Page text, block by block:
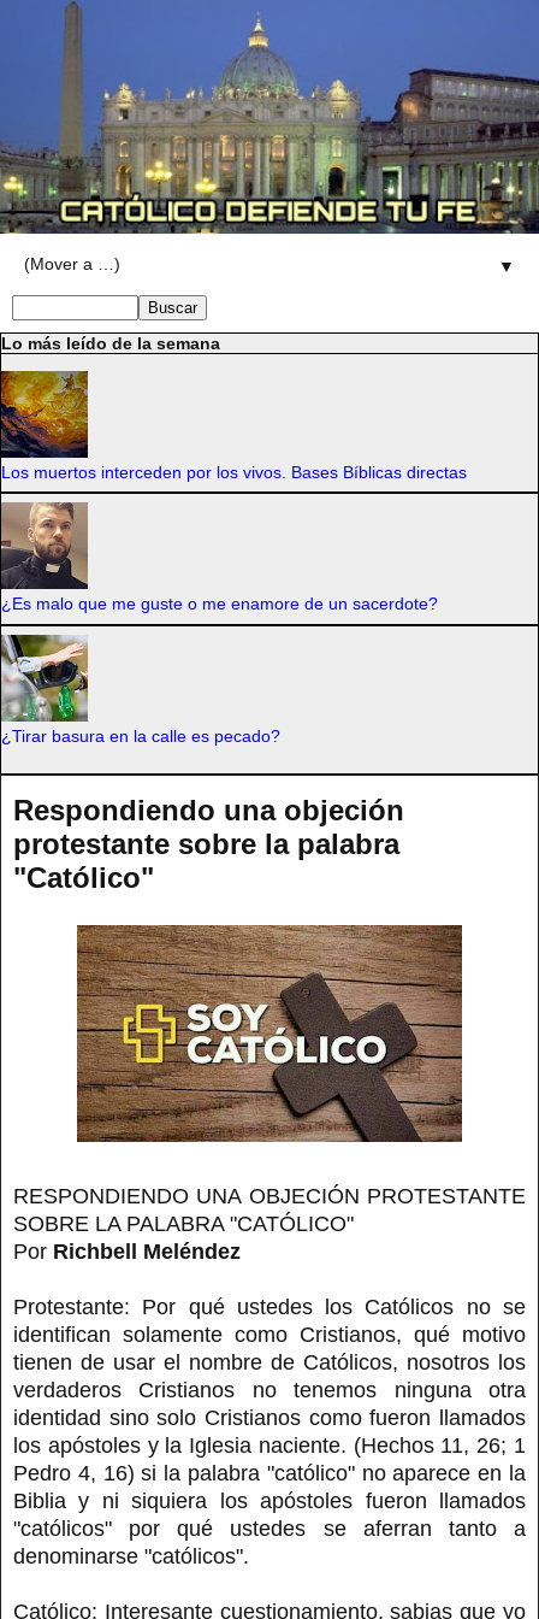
▼
Lo más leído de la semana
Los muertos interceden por los vivos. Bases Bíblicas directas
¿Es malo que me guste o me enamore de un sacerdote?
¿Tirar basura en la calle es pecado?
Respondiendo una objeción
protestante sobre la palabra
"Católico"
RESPONDIENDO UNA OBJECIÓN PROTESTANTE
SOBRE LA PALABRA "CATÓLICO"
Por Richbell Meléndez
Protestante: Por qué ustedes los Católicos no se
identifican solamente como Cristianos, qué motivo
tienen de usar el nombre de Católicos, nosotros los
verdaderos Cristianos no tenemos ninguna otra
identidad sino solo Cristianos como fueron llamados
los apóstoles y la Iglesia naciente. (Hechos 11, 26; 1
Pedro 4, 16) si la palabra "católico" no aparece en la
Biblia y ni siquiera los apóstoles fueron llamados
"católicos" por qué ustedes se aferran tanto a
denominarse "católicos".
Católico: Interesante cuestionamiento, sabias que yo